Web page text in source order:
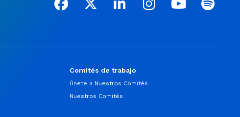
Comités de trabajo
Únete a Nuestros Comités
Nuestros Comités